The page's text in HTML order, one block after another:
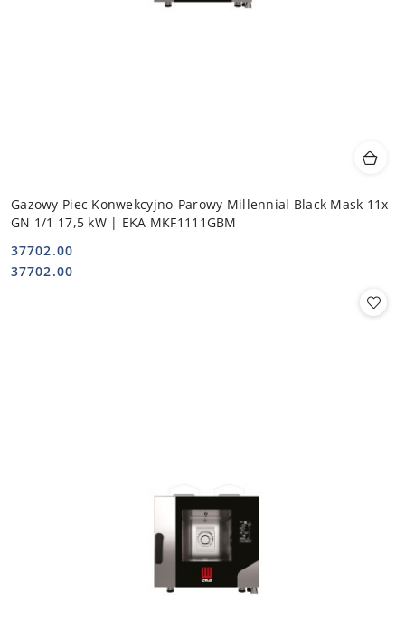
Gazowy Piec Konwekcyjno-Parowy Millennial Black Mask 11x
GN 1/1 17,5 kW | EKA MKF1111GBM
Cena:
37702.00
Cena:
37702.00